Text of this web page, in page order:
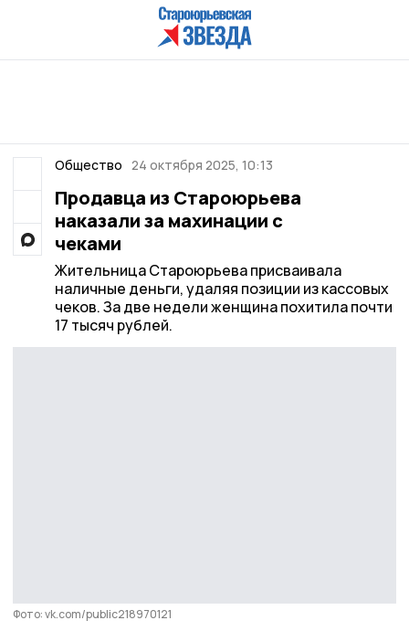
Общество 24 октября 2025, 10:13
Продавца из Староюрьева
наказали за махинации с
чеками
Жительница Староюрьева присваивала
наличные деньги, удаляя позиции из кассовых
чеков. За две недели женщина похитила почти
17 тысяч рублей.
Фото: vk.com/public218970121